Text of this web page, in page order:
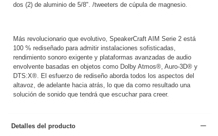
dos (2) de aluminio de 5/8". /tweeters de cúpula de magnesio.
Más revolucionario que evolutivo, SpeakerCraft AIM Serie 2 está
100 % rediseñado para admitir instalaciones sofisticadas,
rendimiento sonoro exigente y plataformas avanzadas de audio
envolvente basadas en objetos como Dolby Atmos®, Auro-3D® y
DTS:X®.
El esfuerzo de rediseño aborda todos los aspectos del
altavoz, de adelante hacia atrás, lo que da como resultado una
solución de sonido que tendrá que escuchar para creer.
Detalles del producto